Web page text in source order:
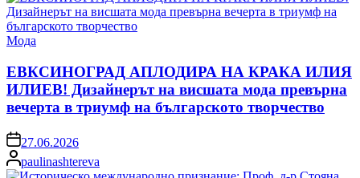
Posted
Мода
ЕВКСИНОГРАД АПЛОДИРА НА КРАКА ИЛИЯ
ИЛИЕВ! Дизайнерът на висшата мода превърна
вечерта в триумф на българското творчество
on 27.06.2026
Posted
by
paulinashtereva